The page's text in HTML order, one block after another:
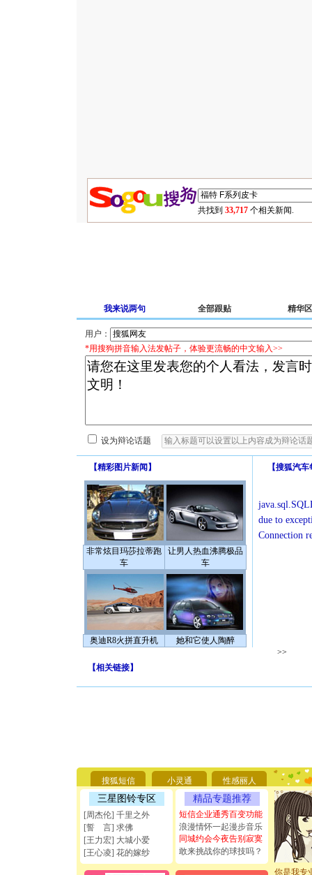
共找到 33,717 个相关新闻.
我来说两句 全部跟贴 精华区
用户：
*用搜狗拼音输入法发帖子，体验更流畅的中文输入>>
设为辩论话题
【精彩图片新闻 】
非常炫目玛莎拉蒂跑
车
让男人热血沸腾极品
车
奥迪R8火拼直升机 她和它使人陶醉
【搜狐汽车
due to
Connection
>>
【相关链接】
搜狐短信 小灵通 性感丽人
三星图铃专区
[周杰伦] 千里之外
[誓 言] 求佛
[王力宏] 大城小爱
[王心凌] 花的嫁纱
精品专题推荐
短信企业通秀百变功能
浪漫情怀一起漫步音乐
同城约会今夜告别寂寞
敢来挑战你的球技吗？
要平安！
[圣诞节]
能正大光
天都要快
[圣诞节]
如意,快
[元旦]看
断电。爱
你是我专